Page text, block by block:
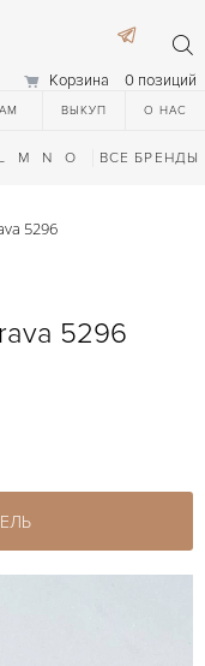
Корзина 0 позиций
ВЫКУП О НАС
L M N O Q R S T
ВСЕ БРЕНДЫ
5296
5296